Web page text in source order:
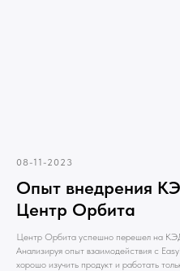
08-11-2023
Опыт внедрения
Центр Орбита
Центр Орбита успешно перешел на
Анализируя опыт взаимодействия с
хорошо изучить продукт и работать